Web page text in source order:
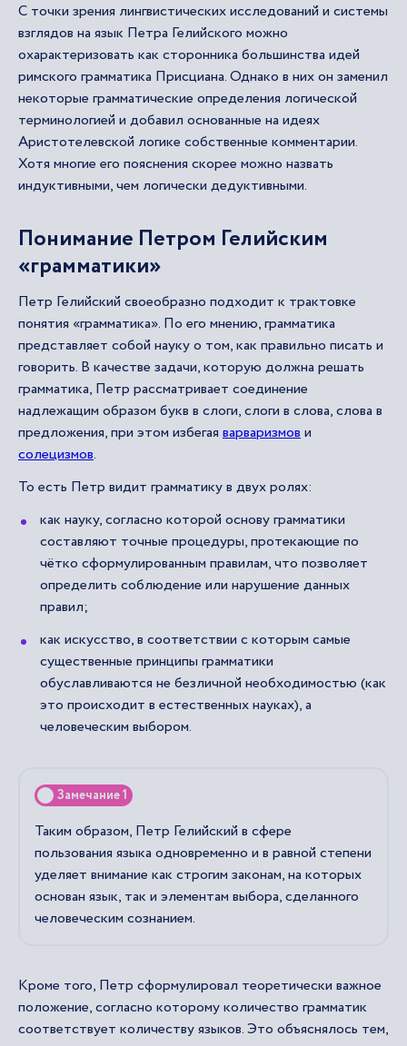
С точки зрения лингвистических исследований и системы
взглядов на язык Петра Гелийского можно
охарактеризовать как сторонника большинства идей
римского грамматика Присциана. Однако в них он заменил
некоторые грамматические определения логической
терминологией и добавил основанные на идеях
Аристотелевской логике собственные комментарии.
Хотя многие его пояснения скорее можно назвать
индуктивными, чем логически дедуктивными.
Понимание Петром Гелийским
«грамматики»
Петр Гелийский своеобразно подходит к трактовке
понятия «грамматика». По его мнению, грамматика
представляет собой науку о том, как правильно писать и
говорить. В качестве задачи, которую должна решать
грамматика, Петр рассматривает соединение
надлежащим образом букв в слоги, слоги в слова, слова в
предложения, при этом избегая варваризмови
солецизмов.
То есть Петр видит грамматику в двух ролях:
как науку, согласно которой основу грамматики
составляют точные процедуры, протекающие по
чётко сформулированным правилам, что позволяет
определить соблюдение или нарушение данных
правил;
как искусство, в соответствии с которым самые
существенные принципы грамматики
обуславливаются не безличной необходимостью (как
это происходит в естественных науках), а
человеческим выбором.
Замечание 1
Таким образом, Петр Гелийский в сфере
пользования языка одновременно и в равной степени
уделяет внимание как строгим законам, на которых
основан язык, так и элементам выбора, сделанного
человеческим сознанием.
Кроме того, Петр сформулировал теоретически важное
положение, согласно которому количество грамматик
соответствует количеству языков. Это объяснялось тем,